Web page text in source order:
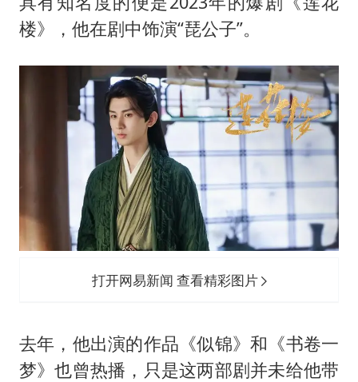
楼》，他在剧中饰演“琵公子”。
打开网易新闻 查看精彩图片
去年，他出演的作品《似锦》和《书卷一
梦》也曾热播，只是这两部剧并未给他带